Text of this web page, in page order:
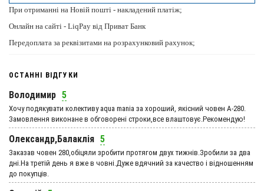
При отриманні на Новій пошті - накладений платіж;
Онлайн на сайті - LiqPay від Приват Банк
Передоплата за реквізитами на розрахунковий рахунок;
ОСТАННІ ВІДГУКИ
Володимир 5
Хочу подякувати колективу aqua mania за хороший, якісний човен А-280.
Замовлення виконане в обговорені строки,все влаштовує.Рекомендую!
Олександр,Балаклія 5
Заказав човен 280,обіцяли зробити протягом двух тижнів.Зробили за два
дні.На третій день я вже в човні.Дуже вдячний за качество і відношенням
до покупців.